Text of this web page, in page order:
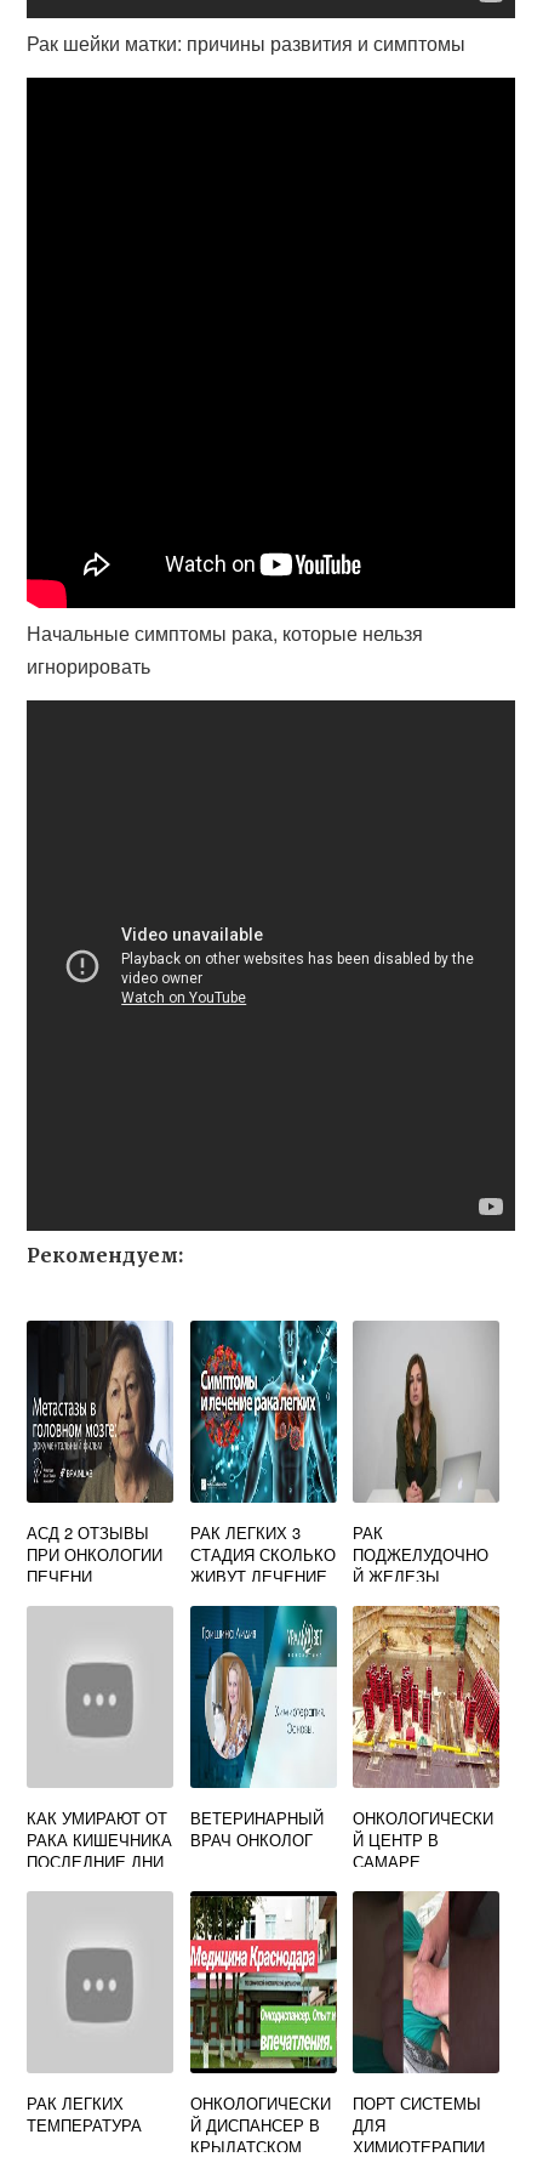
Рак шейки матки: причины развития и симптомы
Начальные симптомы рака, которые нельзя
игнорировать
Рекомендуем:
АСД 2 ОТЗЫВЫ
ПРИ ОНКОЛОГИИ
ПЕЧЕНИ
РАК ЛЕГКИХ 3
СТАДИЯ СКОЛЬКО
ЖИВУТ ЛЕЧЕНИЕ
РАК
ПОДЖЕЛУДОЧНО
Й ЖЕЛЕЗЫ
ПРИЗНАКИ
КАК УМИРАЮТ ОТ
РАКА КИШЕЧНИКА
ПОСЛЕДНИЕ ДНИ
ВЕТЕРИНАРНЫЙ
ВРАЧ ОНКОЛОГ
ОНКОЛОГИЧЕСКИ
Й ЦЕНТР В
САМАРЕ
РАК ЛЕГКИХ
ТЕМПЕРАТУРА
ОНКОЛОГИЧЕСКИ
Й ДИСПАНСЕР В
КРЫЛАТСКОМ
ПОРТ СИСТЕМЫ
ДЛЯ
ХИМИОТЕРАПИИ